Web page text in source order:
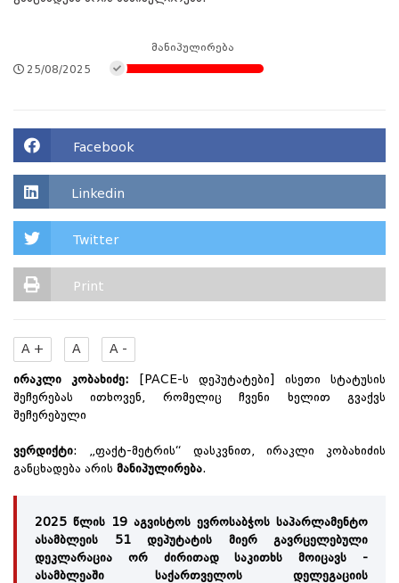
25/08/2025
მანიპულირება
Facebook
Linkedin
Twitter
Print
A + A A -
ირაკლი კობახიძე:
[PACE-ს დეპუტატები] ისეთი სტატუსის
შეჩერებას ითხოვენ, რომელიც ჩვენი ხელით გვაქვს
შეჩერებული
ვერდიქტი: „ფაქტ-მეტრის“ დასკვნით, ირაკლი კობახიძის
განცხადება არის მანიპულირება.
2025 წლის 19 აგვისტოს ევროსაბჭოს საპარლამენტო
ასამბლეის 51 დეპუტატის მიერ გავრცელებული
დეკლარაცია ორ ძირითად საკითხს მოიცავს -
ასამბლეაში საქართველოს დელეგაციის